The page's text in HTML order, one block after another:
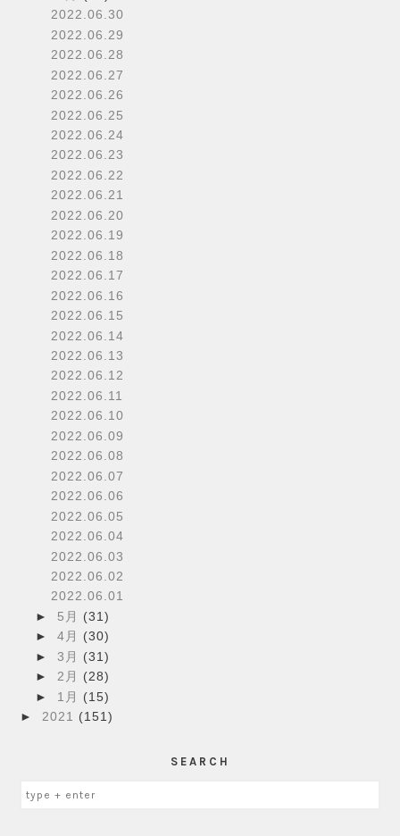
2022.06.30
2022.06.29
2022.06.28
2022.06.27
2022.06.26
2022.06.25
2022.06.24
2022.06.23
2022.06.22
2022.06.21
2022.06.20
2022.06.19
2022.06.18
2022.06.17
2022.06.16
2022.06.15
2022.06.14
2022.06.13
2022.06.12
2022.06.11
2022.06.10
2022.06.09
2022.06.08
2022.06.07
2022.06.06
2022.06.05
2022.06.04
2022.06.03
2022.06.02
2022.06.01
► 5月 (31)
►4月 (30)
►3月 (31)
►2月 (28)
► 1月 (15)
► 2021 (151)
SEARCH